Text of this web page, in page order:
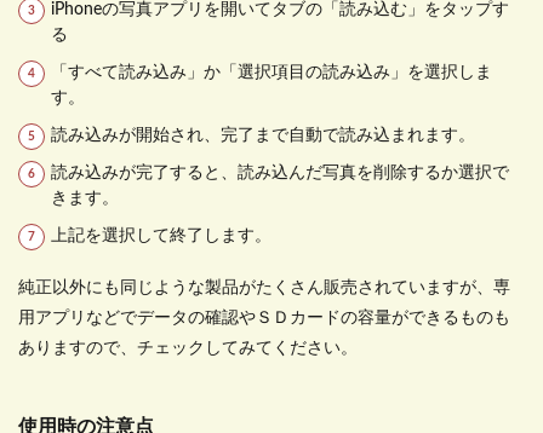
iPhoneの写真アプリを開いてタブの「読み込む」をタップす
る
「すべて読み込み」か「選択項目の読み込み」を選択しま
す。
読み込みが開始され、完了まで自動で読み込まれます。
読み込みが完了すると、読み込んだ写真を削除するか選択で
きます。
上記を選択して終了します。
純正以外にも同じような製品がたくさん販売されていますが、専
用アプリなどでデータの確認やＳＤカードの容量ができるものも
ありますので、チェックしてみてください。
使用時の注意点